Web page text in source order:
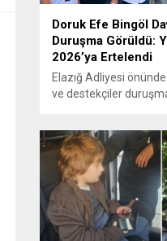
Doruk Efe Bingöl
Duruşma Görüldü:
2026’ya Ertelendi
Elazığ Adliyesi
ve destekçiler
soruşturması
ilk duruşması Elazığ
Mahkemesi’nde
yakından takip ettiği
öncesinde, Doruk Efe
destek olmak isteyen